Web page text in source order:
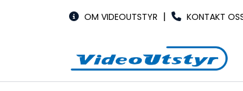
OM VIDEOUTSTYR | KONTAKT